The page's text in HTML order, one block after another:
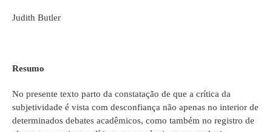
Judith Butler
Resumo
No presente texto parto da constatação de que a crítica da
subjetividade é vista com desconfiança não apenas no interior de
determinados debates acadêmicos, como também no registro de